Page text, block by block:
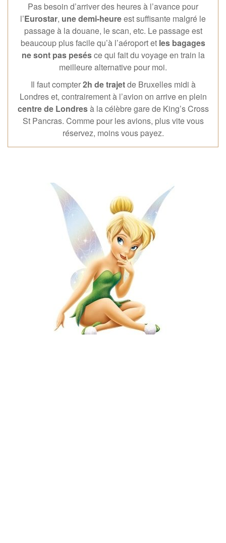
Pas besoin d’arriver des heures à l’avance pour
l’Eurostar, une demi-heureest suffisante malgré le
passage à la douane, le scan, etc. Le passage est
beaucoup plus facile qu’à l’aéroport et les bagages
ne sont pas pesésce qui fait du voyage en train la
meilleure alternative pour moi.
Il faut compter2h de trajetde Bruxelles midi à
Londres et, contrairement à l’avion on arrive en plein
centre de Londresà la célèbre gare de King’s Cross
St Pancras. Comme pour les avions, plus vite vous
réservez, moins vous payez.